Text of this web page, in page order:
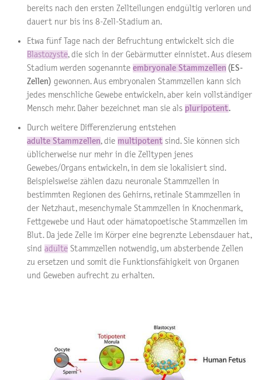
bereits nach den ersten Zellteilungen endgültig verloren und
dauert nur bis ins 8-Zell-Stadium an.
Etwa fünf Tage nach der Befruchtung entwickelt sich die
Blastozyste, die sich in der Gebärmutter einnistet. Aus diesem
Stadium werden sogenannte embryonale Stammzellen (ES-
Zellen) gewonnen. Aus embryonalen Stammzellen kann sich
jedes menschliche Gewebe entwickeln, aber kein vollständiger
Mensch mehr. Daher bezeichnet man sie als pluripotent.
Durch weitere Differenzierung entstehen
adulte Stammzellen, die multipotent sind. Sie können sich
üblicherweise nur mehr in die Zelltypen jenes
Gewebes/Organs entwickeln, in dem sie lokalisiert sind.
Beispielsweise zählen dazu neuronale Stammzellen in
bestimmten Regionen des Gehirns, retinale Stammzellen in
der Netzhaut, mesenchymale Stammzellen in Knochenmark,
Fettgewebe und Haut oder hämatopoetische Stammzellen im
Blut. Da jede Zelle im Körper eine begrenzte Lebensdauer hat,
sind adulte Stammzellen notwendig, um absterbende Zellen
zu ersetzen und somit die Funktionsfähigkeit von Organen
und Geweben aufrecht zu erhalten.